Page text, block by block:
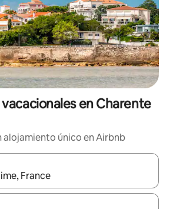
en Charente
alojamiento único en Airbnb
estén disponibles, podrás navegar